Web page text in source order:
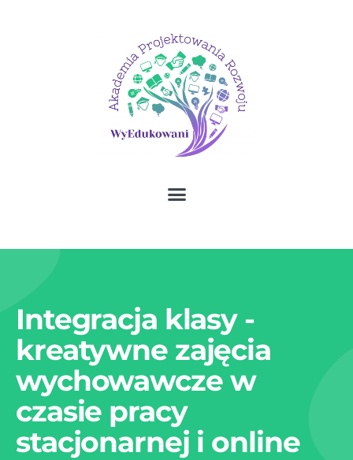
Integracja klasy -
kreatywne zajęcia
wychowawcze w
czasie pracy
stacjonarnej i online